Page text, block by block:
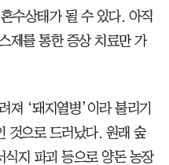
수상태가 될 수 있다. 아직
제를 통한 증상 치료만 가
져 ‘돼지열병’이라 불리기
것으로 드러났다. 원래 숲
식지 파괴 등으로 양돈 농장